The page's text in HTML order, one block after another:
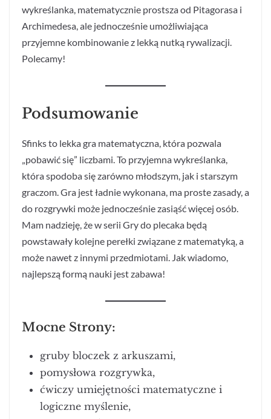
wykreślanka, matematycznie prostsza od Pitagorasa i
Archimedesa, ale jednocześnie umożliwiająca
przyjemne kombinowanie z lekką nutką rywalizacji.
Polecamy!
Podsumowanie
Sfinks to lekka gra matematyczna, która pozwala
„pobawić się” liczbami. To przyjemna wykreślanka,
która spodoba się zarówno młodszym, jak i starszym
graczom. Gra jest ładnie wykonana, ma proste zasady, a
do rozgrywki może jednocześnie zasiąść więcej osób.
Mam nadzieję, że w serii Gry do plecaka będą
powstawały kolejne perełki związane z matematyką, a
może nawet z innymi przedmiotami. Jak wiadomo,
najlepszą formą nauki jest zabawa!
Mocne Strony:
gruby bloczek z arkuszami,
pomysłowa rozgrywka,
ćwiczy umiejętności matematyczne i
logiczne myślenie,